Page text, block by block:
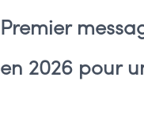
Premier
en 2026 pour